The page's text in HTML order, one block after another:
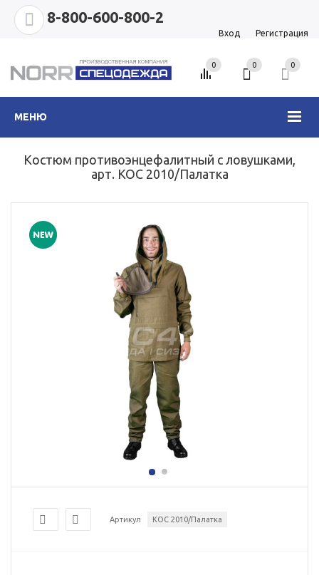
8-800-600-800-2
Вход Регистрация
МЕНЮ
0 0
0
Костюм противоэнцефалитный с ловушками,
арт. КОС 2010/Палатка
Артикул КОС 2010/Палатка